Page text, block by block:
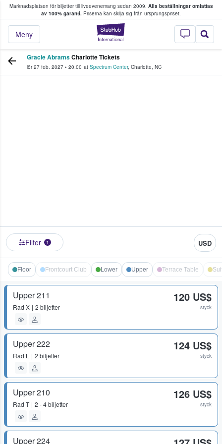
Marknadsplatsen för biljetter till liveevenemang sedan 2009. Alla beställningar omfattas
av 100% garanti. Priserna kan skilja sig från ursprungspriset.
StubHub – där
Meny
köper och säljer biljetter.
Gracie AbramsCharlotte Tickets
lör 27 feb. 2027 • 20:00 at Spectrum Center, Charlotte, NC
Filter 1 USD
Floor Frontcourt Club Lower Upper Terrace Table
Upper 211
Rad X 2 biljetter
120 US$
styck
Upper 222
Rad L 2 biljetter
124 US$
styck
Upper 210
Rad T 2 - 4 biljetter
126 US$
styck
Upper 224